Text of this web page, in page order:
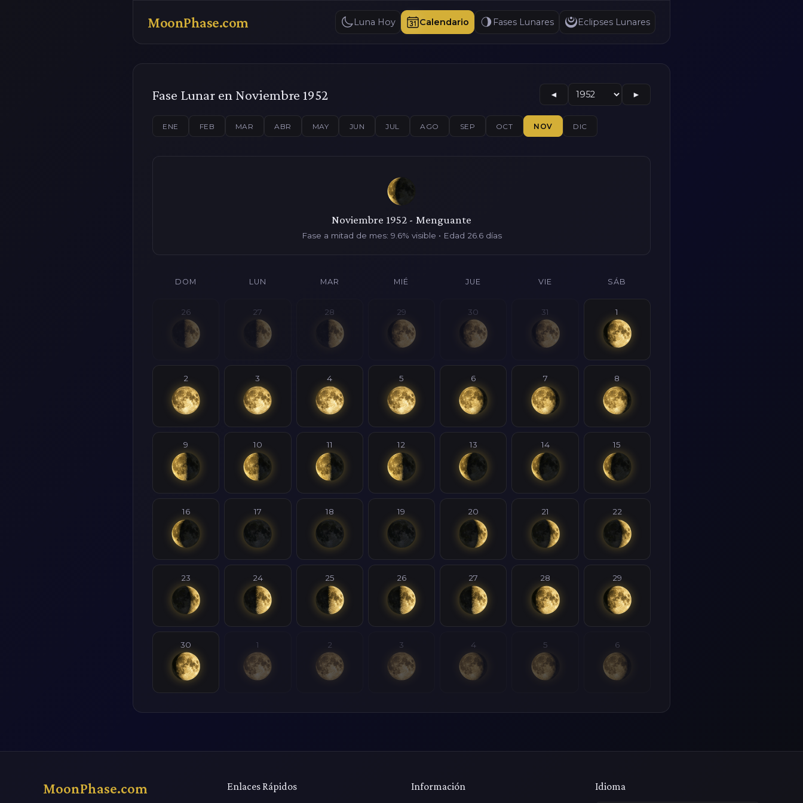
MoonPhase.com Luna Hoy Calendario Fases Lunares Eclipses Lunares
Fase Lunar en Noviembre 1952 ◄ ►
ENE FEB MAR ABR MAY JUN JUL AGO SEP OCT NOV DIC
Noviembre 1952 - Menguante
Fase a mitad de mes: 9.6% visible • Edad 26.6 días
DOM LUN MAR MIÉ JUE VIE SÁB
26 27 28 29 30 31 1
2 3 4 5 6 7 8
9 10 11 12 13 14 15
16 17 18 19 20 21 22
23 24 25 26 27 28 29
30 1 2 3 4 5 6
MoonPhase.com Enlaces Rápidos Información Idioma